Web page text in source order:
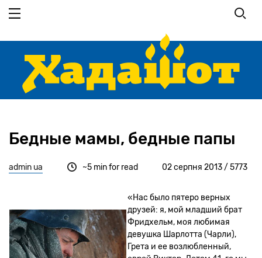
основного
Бедные мамы, бедные папы
admin ua 02 серпня 2013 / 5773
~5 min for read
«Нас было пятеро верных
друзей: я, мой младший брат
Фридхельм, моя любимая
девушка Шарлотта (Чарли),
Грета и ее возлюбленный,